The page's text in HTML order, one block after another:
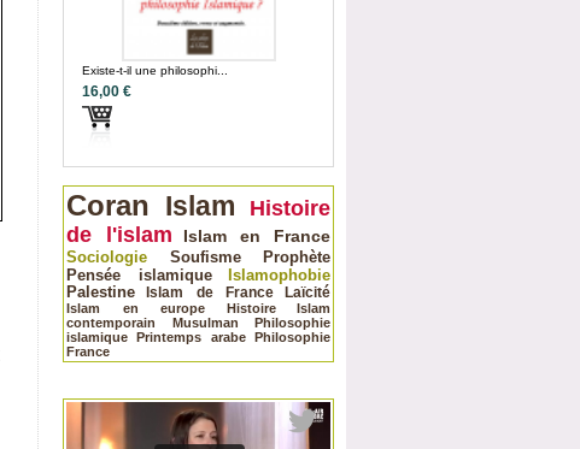
Existe-t-il une philosophi...
16,00 €
Coran Islam
Histoire
de l'islam
Islam en France
Sociologie Soufisme
Prophète
Pensée islamique
Islamophobie
Palestine Islam de France
Laïcité
Islam en europe
Histoire
Islam
contemporain
Musulman
Philosophie
islamique Printemps arabe Philosophie
France